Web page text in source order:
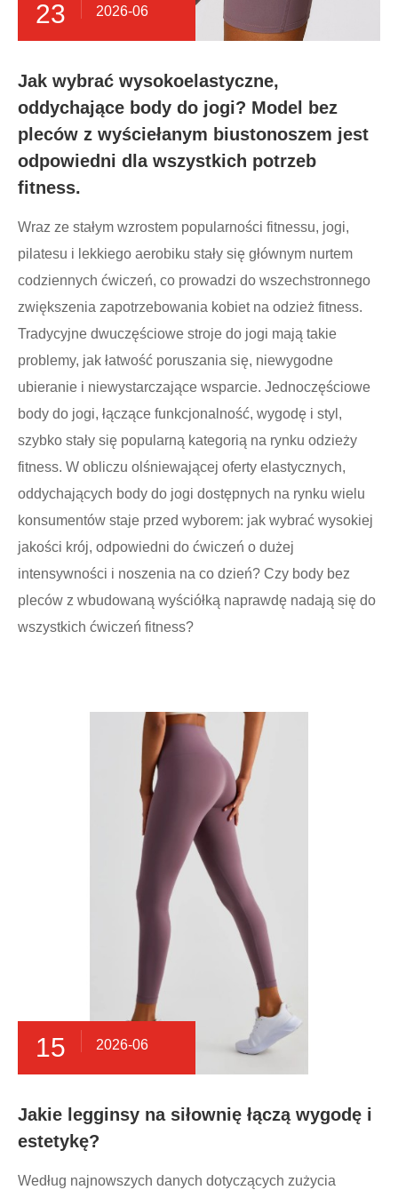
23 2026-06
Jak wybrać wysokoelastyczne,
oddychające body do jogi? Model bez
pleców z wyściełanym biustonoszem jest
odpowiedni dla wszystkich potrzeb
fitness.
Wraz ze stałym wzrostem popularności fitnessu, jogi,
pilatesu i lekkiego aerobiku stały się głównym nurtem
codziennych ćwiczeń, co prowadzi do wszechstronnego
zwiększenia zapotrzebowania kobiet na odzież fitness.
Tradycyjne dwuczęściowe stroje do jogi mają takie
problemy, jak łatwość poruszania się, niewygodne
ubieranie i niewystarczające wsparcie. Jednoczęściowe
body do jogi, łączące funkcjonalność, wygodę i styl,
szybko stały się popularną kategorią na rynku odzieży
fitness. W obliczu olśniewającej oferty elastycznych,
oddychających body do jogi dostępnych na rynku wielu
konsumentów staje przed wyborem: jak wybrać wysokiej
jakości krój, odpowiedni do ćwiczeń o dużej
intensywności i noszenia na co dzień? Czy body bez
pleców z wbudowaną wyściółką naprawdę nadają się do
wszystkich ćwiczeń fitness?
15 2026-06
Jakie legginsy na siłownię łączą wygodę i
estetykę?
Według najnowszych danych dotyczących zużycia